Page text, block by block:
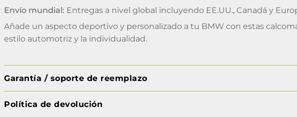
Envío mundial: Entregas a nivel global incluyendo EE.UU., Canadá y
Añade un aspecto deportivo y personalizado a tu BMW con estas
estilo automotriz y la individualidad.
Garantía / soporte de reemplazo
Política de devolución